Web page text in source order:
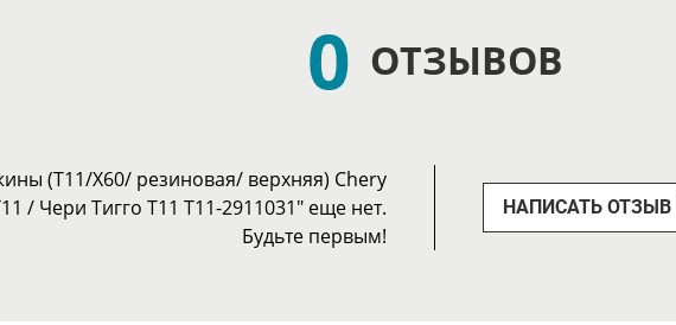
0 ОТЗЫВОВ
(T11/X60/ резиновая/ верхняя) Chery
/ Чери Тигго Т11 T11-2911031" еще нет.
Будьте первым!
НАПИСАТЬ ОТЗЫВ